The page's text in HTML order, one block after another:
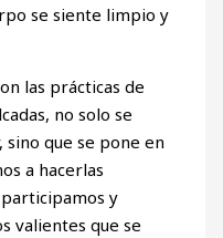
se siente limpio y
las prácticas de
no solo se
sino que se pone en
a hacerlas
y
valientes que se